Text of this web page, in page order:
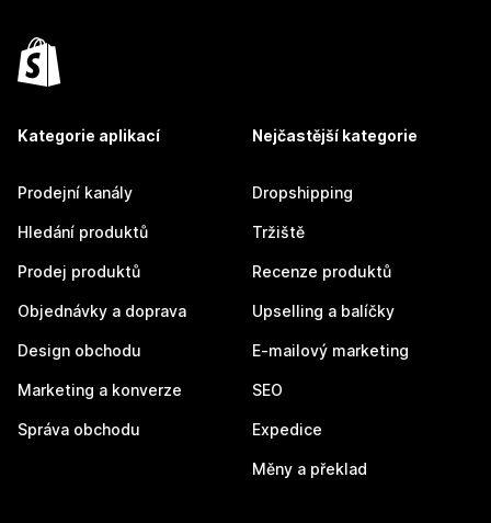
Kategorie aplikací
Prodejní kanály
Hledání produktů
Prodej produktů
Objednávky a doprava
Design obchodu
Marketing a konverze
Správa obchodu
Nejčastější kategorie
Dropshipping
Tržiště
Recenze produktů
Upselling a balíčky
E-mailový marketing
SEO
Expedice
Měny a překlad